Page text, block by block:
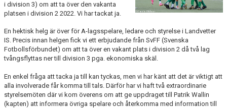
LEDARE
POLICYDOKUMENT
KALENDER
EVENEMANG
MEDIA
i division 3) om att ta över den vakanta
platsen i division 2 2022. Vi har tackat ja.
En hektisk helg är över för A-lagsspelare, ledare och styrelse i Landvetter
IS. Precis innan helgen fick vi ett erbjudande från SvFF (Svenska
Fotbollsförbundet) om att ta över en vakant plats i division 2 då två lag
tvångsflyttas ner till division 3 pga. ekonomiska skäl.
En enkel fråga att tacka ja till kan tyckas, men vi har känt att det är viktigt att
alla involverade får komma till tals. Därför har vi haft två extraordinarie
styrelsemöten där vi kom överens om att ge uppdraget till Patrik Wallin
(kapten) att informera övriga spelare och återkomma med information till